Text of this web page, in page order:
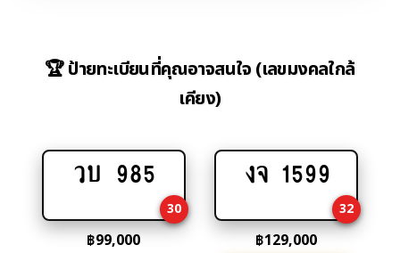
🏆 ป้ายทะเบียนที่คุณอาจสนใจ (เลขมงคลใกล้
เคียง)
Add
cart
วบ 985
30
฿99,000
Add
cart
งจ 1599
32
฿129,000